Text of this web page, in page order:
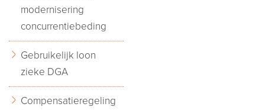
modernisering
concurrentiebeding
Gebruikelijk loon
zieke DGA
Compensatieregeling